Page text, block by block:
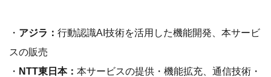
・ アジラ： 行動認識AI技術を活用した機能開発、本サービ
スの販売
・ NTT東日本： 本サービスの提供・機能拡充、通信技術・